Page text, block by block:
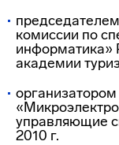
комиссии по
информатика»
академии
управляющие
2010 г.